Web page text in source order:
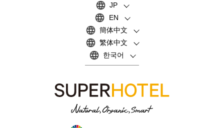
JP
EN
簡体中文
繁体中文
한국어